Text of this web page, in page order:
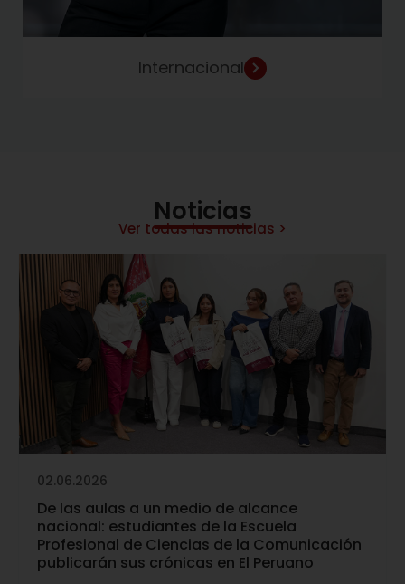
Internacional
Noticias
Ver todas las noticias >
02.06.2026
De las aulas a un medio de alcance
nacional: estudiantes de la Escuela
Profesional de Ciencias de la Comunicación
publicarán sus crónicas en El Peruano